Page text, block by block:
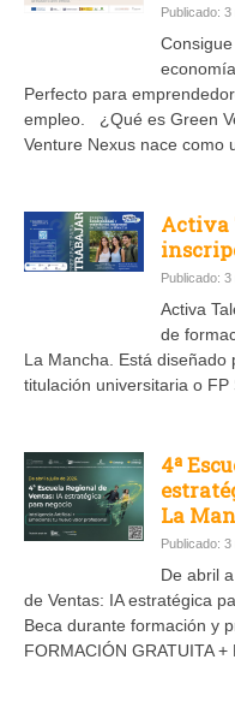
Publicado:
Perfecto para
empleo. ¿Qué es Green
Venture Nexus nace como
Activa
Publicado:
Activa
de
La Mancha. Está diseñado
titulación universitaria o
4ª
La
Publicado:
De abril
de Ventas: IA estratégica
Beca durante formación y
FORMACIÓN GRATUITA